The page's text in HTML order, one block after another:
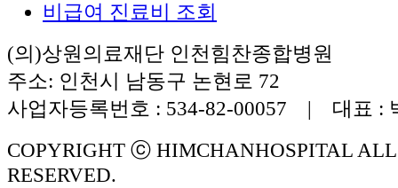
비급여 진료비 조회
(의)상원의료재단 인천힘찬종합병원
주소: 인천시 남동구 논현로 72
사업자등록번호 : 534-82-00057 | 대표 :
COPYRIGHT ⓒ HIMCHANHOSPITAL
RESERVED.